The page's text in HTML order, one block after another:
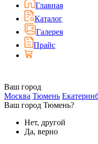
Главная
Каталог
Галерея
Прайс
Ваш город
Москва Тюмень
Ваш город Тюмень?
Нет, другой
Да, верно